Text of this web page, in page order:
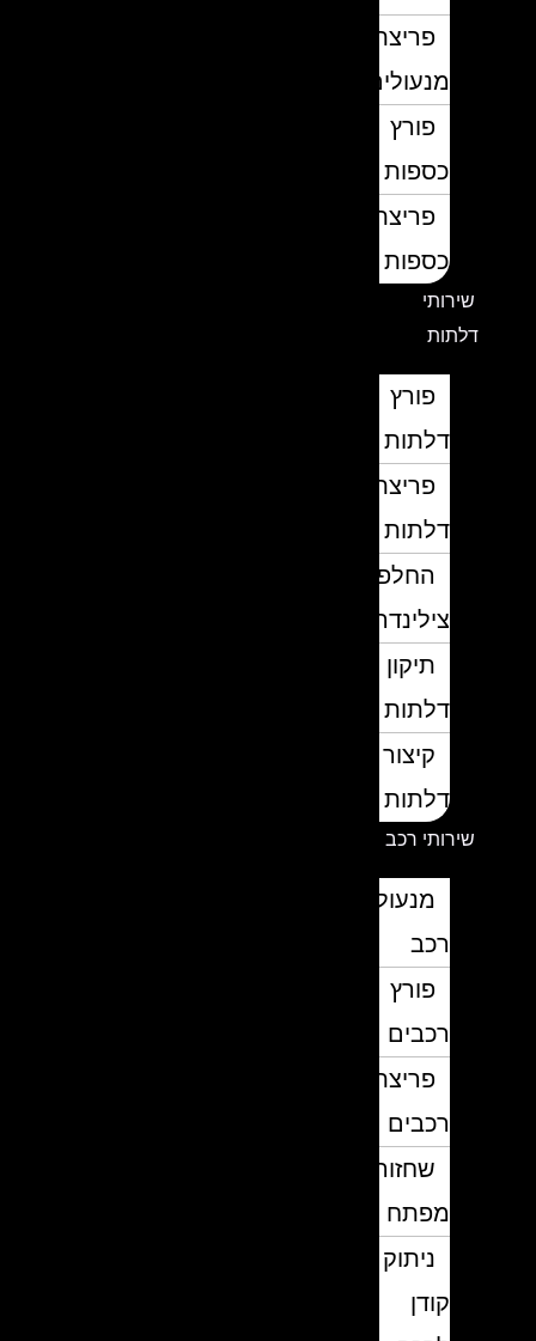
פריצת
מנעולים
פורץ
כספות
פריצת
כספות
שירותי
דלתות
פורץ
דלתות
פריצת
דלתות
החלפת
צילינדרים
תיקון
דלתות
קיצור
דלתות
שירותי רכב
מנעולן
פורץ
רכבים
פריצת
רכבים
שחזור
מפתח
ניתוק